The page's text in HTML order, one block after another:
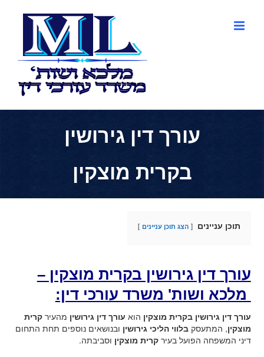
עורך דין גירושין
בקרית מוצקין
תוכן עניינים הצג תוכן עניינים
עורך דין גירושין בקרית מוצקין –
מלכא ושות' משרד עורכי דין:
עורך דין גירושין בקרית מוצקין הוא עורך דין גירושין מהעירקרית
מוצקין, המתעסק בלווי הליכי גירושין ובנושאים נוספים תחת התחום
דיני המשפחה הפועל בעירקרית מוצקין וסביבתה.